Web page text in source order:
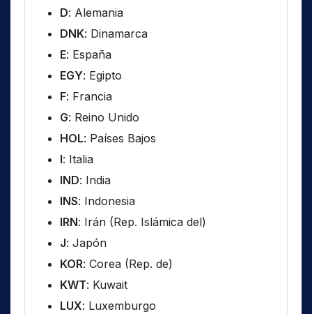
D: Alemania
DNK: Dinamarca
E: España
EGY: Egipto
F: Francia
G: Reino Unido
HOL: Países Bajos
I: Italia
IND: India
INS: Indonesia
IRN: Irán (Rep. Islámica del)
J: Japón
KOR: Corea (Rep. de)
KWT: Kuwait
LUX: Luxemburgo